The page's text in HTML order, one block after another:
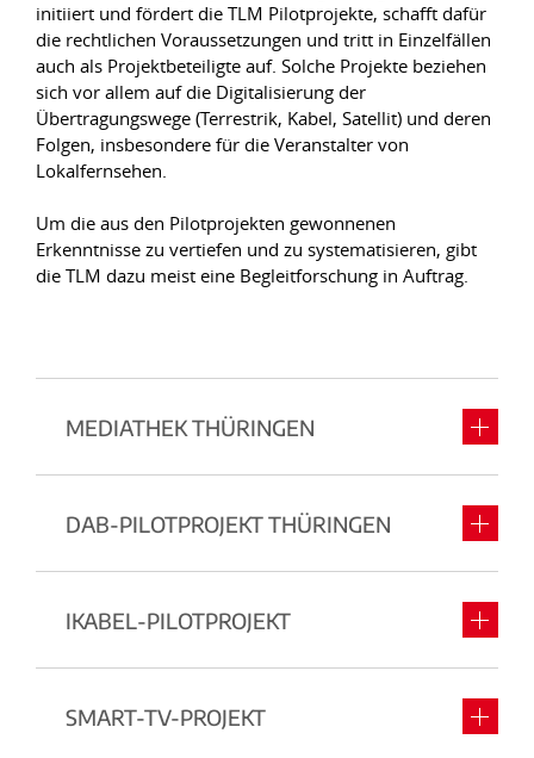
initiiert und fördert die TLM Pilotprojekte, schafft dafür
die rechtlichen Voraussetzungen und tritt in Einzelfällen
auch als Projektbeteiligte auf. Solche Projekte beziehen
sich vor allem auf die Digitalisierung der
Übertragungswege (Terrestrik, Kabel, Satellit) und deren
Folgen, insbesondere für die Veranstalter von
Lokalfernsehen.
Um die aus den Pilotprojekten gewonnenen
Erkenntnisse zu vertiefen und zu systematisieren, gibt
die TLM dazu meist eine Begleitforschung in Auftrag.
MEDIATHEK THÜRINGEN
DAB-PILOTPROJEKT THÜRINGEN
IKABEL-PILOTPROJEKT
SMART-TV-PROJEKT